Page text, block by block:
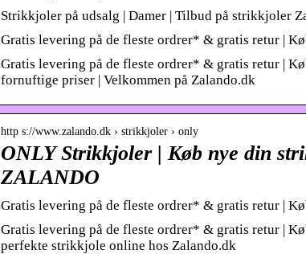
Strikkjoler på udsalg | Damer | Tilbud på strikkjoler
Gratis levering på de fleste ordrer* & gratis retur |
Gratis levering på de fleste ordrer* & gratis retur |
fornuftige priser | Velkommen på Zalando.dk
http s://www.zalando.dk › strikkjoler › only
ONLY Strikkjoler | Køb nye din
ZALANDO
Gratis levering på de fleste ordrer* & gratis retur |
Gratis levering på de fleste ordrer* & gratis retur |
perfekte strikkjole online hos Zalando.dk